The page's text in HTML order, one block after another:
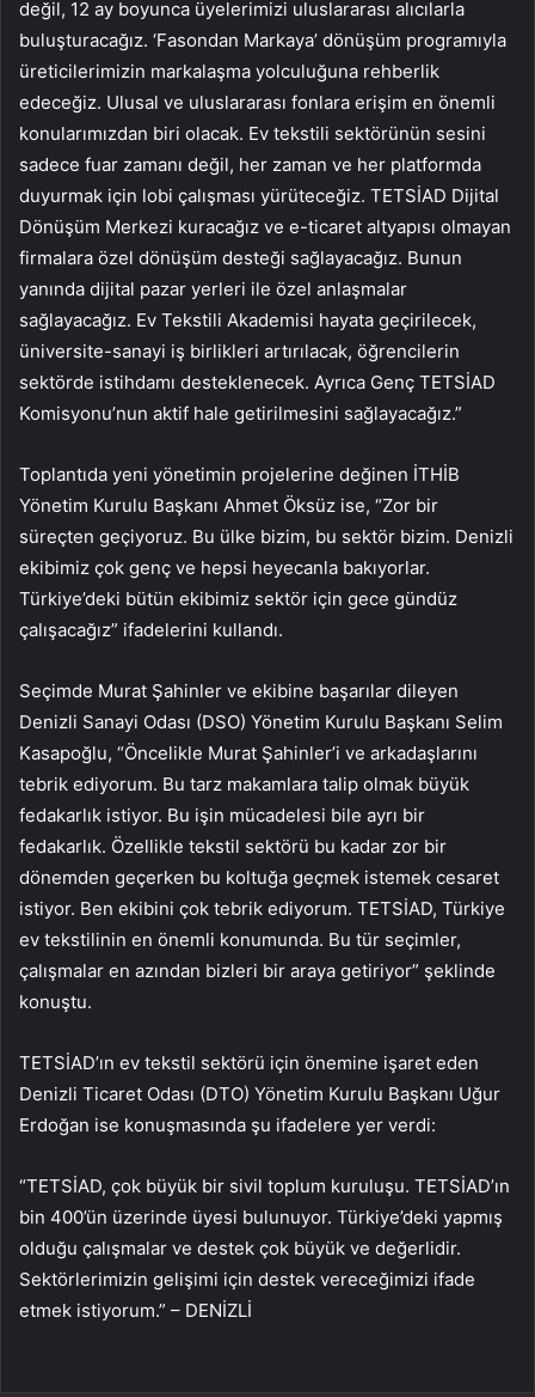
değil, 12 ay boyunca üyelerimizi uluslararası alıcılarla
buluşturacağız. ‘Fasondan Markaya’ dönüşüm programıyla
üreticilerimizin markalaşma yolculuğuna rehberlik
edeceğiz. Ulusal ve uluslararası fonlara erişim en önemli
konularımızdan biri olacak. Ev tekstili sektörünün sesini
sadece fuar zamanı değil, her zaman ve her platformda
duyurmak için lobi çalışması yürüteceğiz. TETSİAD Dijital
Dönüşüm Merkezi kuracağız ve e-ticaret altyapısı olmayan
firmalara özel dönüşüm desteği sağlayacağız. Bunun
yanında dijital pazar yerleri ile özel anlaşmalar
sağlayacağız. Ev Tekstili Akademisi hayata geçirilecek,
üniversite-sanayi iş birlikleri artırılacak, öğrencilerin
sektörde istihdamı desteklenecek. Ayrıca Genç TETSİAD
Komisyonu’nun aktif hale getirilmesini sağlayacağız.”
Toplantıda yeni yönetimin projelerine değinen İTHİB
Yönetim Kurulu Başkanı Ahmet Öksüz ise, “Zor bir
süreçten geçiyoruz. Bu ülke bizim, bu sektör bizim. Denizli
ekibimiz çok genç ve hepsi heyecanla bakıyorlar.
Türkiye’deki bütün ekibimiz sektör için gece gündüz
çalışacağız” ifadelerini kullandı.
Seçimde Murat Şahinler ve ekibine başarılar dileyen
Denizli Sanayi Odası (DSO) Yönetim Kurulu Başkanı Selim
Kasapoğlu, “Öncelikle Murat Şahinler’i ve arkadaşlarını
tebrik ediyorum. Bu tarz makamlara talip olmak büyük
fedakarlık istiyor. Bu işin mücadelesi bile ayrı bir
fedakarlık. Özellikle tekstil sektörü bu kadar zor bir
dönemden geçerken bu koltuğa geçmek istemek cesaret
istiyor. Ben ekibini çok tebrik ediyorum. TETSİAD, Türkiye
ev tekstilinin en önemli konumunda. Bu tür seçimler,
çalışmalar en azından bizleri bir araya getiriyor” şeklinde
konuştu.
TETSİAD’ın ev tekstil sektörü için önemine işaret eden
Denizli Ticaret Odası (DTO) Yönetim Kurulu Başkanı Uğur
Erdoğan ise konuşmasında şu ifadelere yer verdi:
“TETSİAD, çok büyük bir sivil toplum kuruluşu. TETSİAD’ın
bin 400’ün üzerinde üyesi bulunuyor. Türkiye’deki yapmış
olduğu çalışmalar ve destek çok büyük ve değerlidir.
Sektörlerimizin gelişimi için destek vereceğimizi ifade
etmek istiyorum.” – DENİZLİ